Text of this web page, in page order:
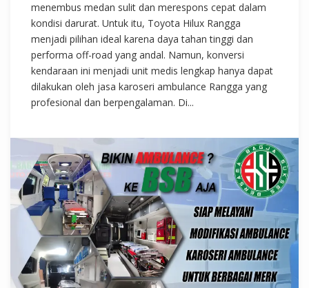
menembus medan sulit dan merespons cepat dalam
kondisi darurat. Untuk itu, Toyota Hilux Rangga
menjadi pilihan ideal karena daya tahan tinggi dan
performa off-road yang andal. Namun, konversi
kendaraan ini menjadi unit medis lengkap hanya dapat
dilakukan oleh jasa karoseri ambulance Rangga yang
profesional dan berpengalaman. Di...